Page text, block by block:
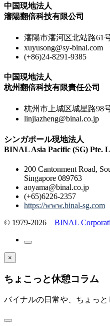
中国現地法人
瀋陽翻倍科技有限公司
瀋陽市瀋河区北站路61
xuyusong@sy-binal.com
(+86)24-8291-9385
中国現地法人
杭州翻倍科技有限責任公司
杭州市上城区城星路98
linjiazheng@binal.co.jp
シンガポール現地法人
BINAL Asia Pacific (SG) Pte.
200 Cantonment Road,
Singapore 089763
aoyama@binal.co.jp
(+65)6226-2357
https://www.binal-sg.com
© 1979-2026 BINAL
×
ちょこっと休憩コラム
バイナルの日常や、ちょっ